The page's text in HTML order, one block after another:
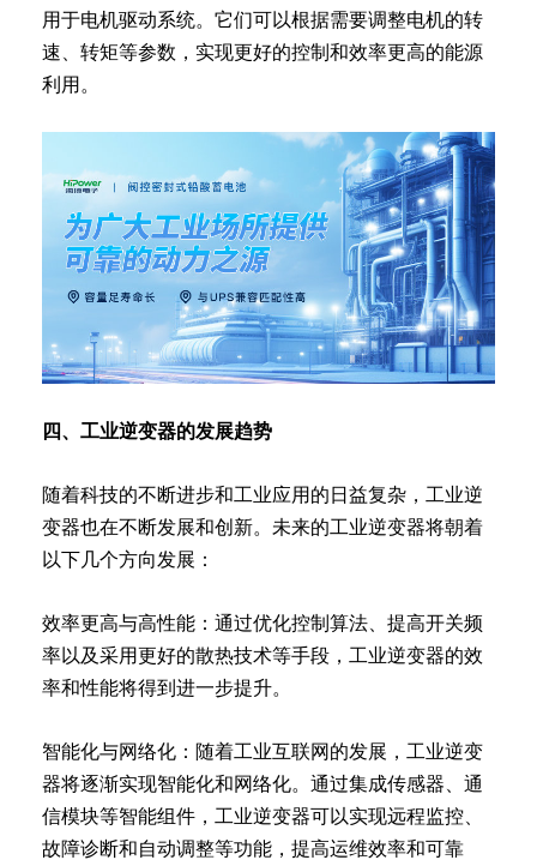
用于电机驱动系统。它们可以根据需要调整电机的转
速、转矩等参数，实现更好的控制和效率更高的能源
利用。
四、工业逆变器的发展趋势
随着科技的不断进步和工业应用的日益复杂，工业逆
变器也在不断发展和创新。未来的工业逆变器将朝着
以下几个方向发展：
效率更高与高性能：通过优化控制算法、提高开关频
率以及采用更好的散热技术等手段，工业逆变器的效
率和性能将得到进一步提升。
智能化与网络化：随着工业互联网的发展，工业逆变
器将逐渐实现智能化和网络化。通过集成传感器、通
信模块等智能组件，工业逆变器可以实现远程监控、
故障诊断和自动调整等功能，提高运维效率和可靠